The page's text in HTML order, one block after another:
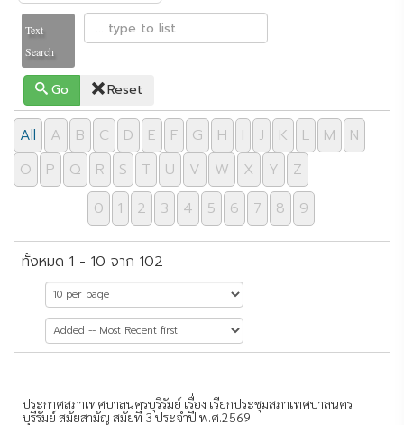
Text
Search
Go Reset
All A B C D E F G H I J K L M
N
O
P Q R S T U V W X Y
Z
0
1 2 3 4 5 6 7 8 9
ทั้งหมด 1 - 10 จาก 102
ประกาศสภาเทศบาลนครบุรีรัมย์ เรื่อง เรียกประชุมสภาเทศบาลนคร
บุรีรัมย์ สมัยสามัญ สมัยที่ 3 ประจำปี พ.ศ.2569